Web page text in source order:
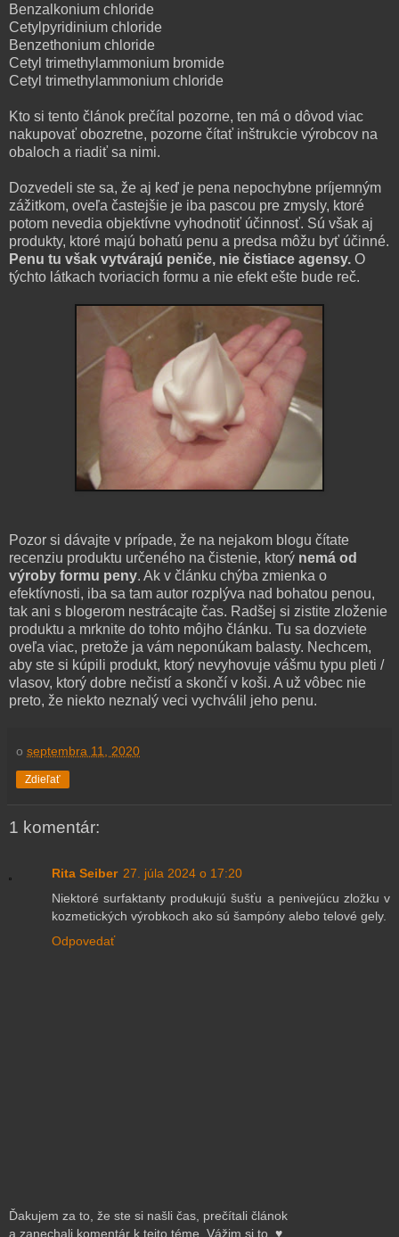
Benzalkonium chloride
Cetylpyridinium chloride
Benzethonium chloride
Cetyl trimethylammonium bromide
Cetyl trimethylammonium chloride
Kto si tento článok prečítal pozorne, ten má o dôvod viac
nakupovať obozretne, pozorne čítať inštrukcie výrobcov na
obaloch a riadiť sa nimi.
Dozvedeli ste sa, že aj keď je pena nepochybne príjemným
zážitkom, oveľa častejšie je iba pascou pre zmysly, ktoré
potom nevedia objektívne vyhodnotiť účinnosť. Sú však aj
produkty, ktoré majú bohatú penu a predsa môžu byť účinné.
Penu tu však vytvárajú peniče, nie čistiace agensy. O
týchto látkach tvoriacich formu a nie efekt ešte bude reč.
Pozor si dávajte v prípade, že na nejakom blogu čítate
recenziu produktu určeného na čistenie, ktorý nemá od
výroby formu peny. Ak v článku chýba zmienka o
efektívnosti, iba sa tam autor rozplýva nad bohatou penou,
tak ani s blogerom nestrácajte čas. Radšej si zistite zloženie
produktu a mrknite do tohto môjho článku. Tu sa dozviete
oveľa viac, pretože ja vám neponúkam balasty. Nechcem,
aby ste si kúpili produkt, ktorý nevyhovuje vášmu typu pleti /
vlasov, ktorý dobre nečistí a skončí v koši. A už vôbec nie
preto, že niekto neznalý veci vychválil jeho penu.
o septembra 11, 2020
Zdieľať
1 komentár:
Rita Seiber 27. júla 2024 o 17:20
Niektoré surfaktanty produkujú šušťu a penivejúcu zložku v
kozmetických výrobkoch ako sú šampóny alebo telové gely.
Odpovedať
Ďakujem za to, že ste si našli čas, prečítali článok
a zanechali komentár k tejto téme. Vážim si to. ♥